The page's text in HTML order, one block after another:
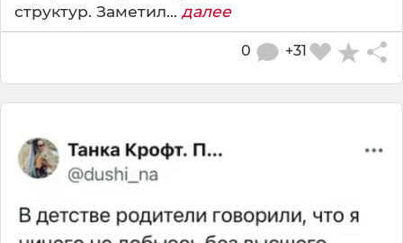
структур. Заметил... далее
+31
0